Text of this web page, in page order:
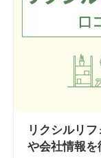
リクシルリ
や会社情報を